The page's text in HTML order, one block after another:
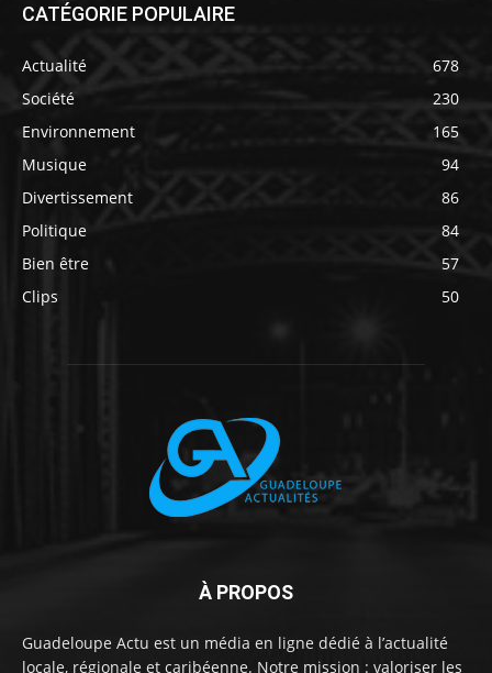
CATÉGORIE POPULAIRE
Actualité
678
Société
230
Environnement
165
Musique
94
Divertissement
86
Politique
84
Bien être
57
Clips
50
À PROPOS
Guadeloupe Actu est un média en ligne dédié à l’actualité
locale, régionale et caribéenne. Notre mission : valoriser les